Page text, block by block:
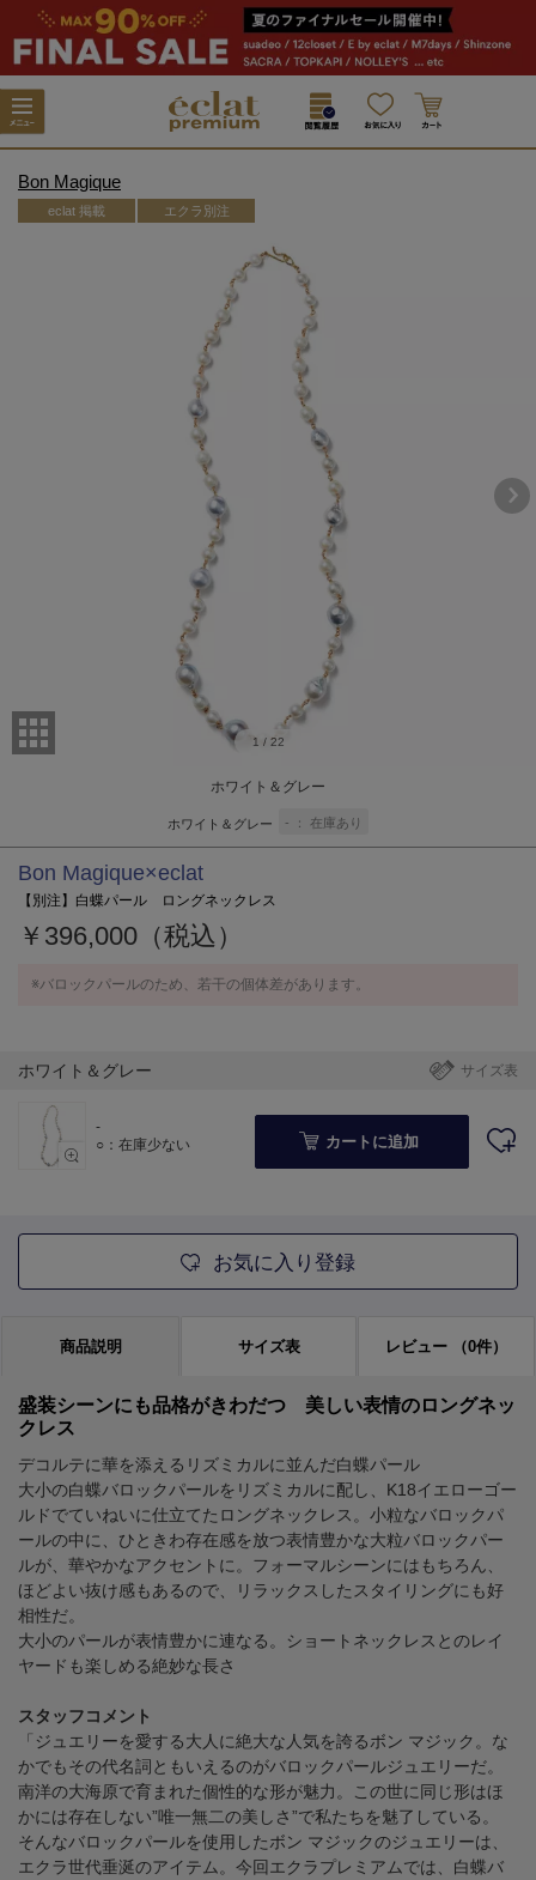
Bon Magique
eclat 掲載 エクラ別注
1 / 22
ホワイト＆グレー
ホワイト＆グレー - 在庫あり
Bon Magique×eclat
【別注】白蝶パール ロングネックレス
￥396,000（税込）
※バロックパールのため、若干の個体差があります。
サイズ表
ホワイト＆グレー
-
○：在庫少ない
カートに追加
お気に入り登録
商品説明 サイズ表 レビュー （0件）
盛装シーンにも品格がきわだつ 美しい表情のロングネッ
クレス
デコルテに華を添えるリズミカルに並んだ白蝶パール
大小の白蝶バロックパールをリズミカルに配し、K18イエローゴー
ルドでていねいに仕立てたロングネックレス。小粒なバロックパ
ールの中に、ひときわ存在感を放つ表情豊かな大粒バロックパー
ルが、華やかなアクセントに。フォーマルシーンにはもちろん、
ほどよい抜け感もあるので、リラックスしたスタイリングにも好
相性だ。
大小のパールが表情豊かに連なる。ショートネックレスとのレイ
ヤードも楽しめる絶妙な長さ
スタッフコメント
「ジュエリーを愛する大人に絶大な人気を誇るボン マジック。な
かでもその代名詞ともいえるのがバロックパールジュエリーだ。
南洋の大海原で育まれた個性的な形が魅力。この世に同じ形はほ
かには存在しない”唯一無二の美しさ”で私たちを魅了している。
そんなバロックパールを使用したボン マジックのジュエリーは、
エクラ世代垂涎のアイテム。今回エクラプレミアムでは、白蝶バ